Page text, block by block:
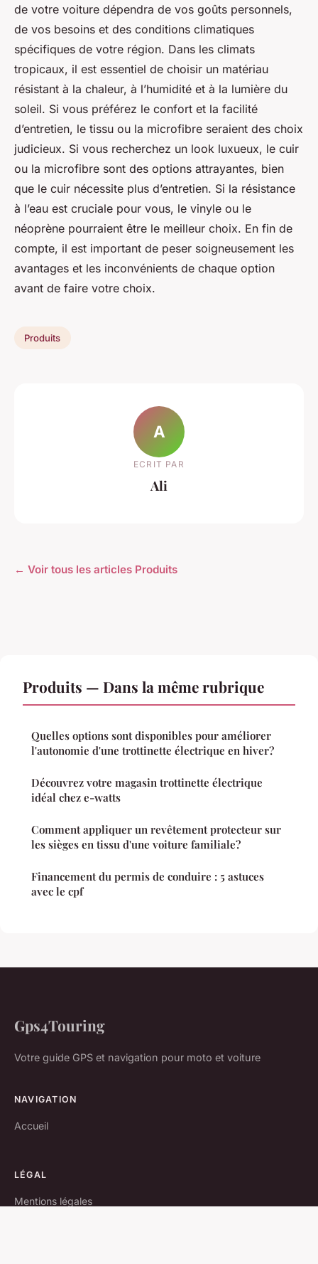
de votre voiture dépendra de vos goûts personnels,
de vos besoins et des conditions climatiques
spécifiques de votre région. Dans les climats
tropicaux, il est essentiel de choisir un matériau
résistant à la chaleur, à l’humidité et à la lumière du
soleil. Si vous préférez le confort et la facilité
d’entretien, le tissu ou la microfibre seraient des choix
judicieux. Si vous recherchez un look luxueux, le cuir
ou la microfibre sont des options attrayantes, bien
que le cuir nécessite plus d’entretien. Si la résistance
à l’eau est cruciale pour vous, le vinyle ou le
néoprène pourraient être le meilleur choix. En fin de
compte, il est important de peser soigneusement les
avantages et les inconvénients de chaque option
avant de faire votre choix.
Produits
A
ECRIT PAR
Ali
← Voir tous les articles Produits
Produits — Dans la même rubrique
Quelles options sont disponibles pour améliorer
l'autonomie d'une trottinette électrique en hiver?
Découvrez votre magasin trottinette électrique
idéal chez e-watts
Comment appliquer un revêtement protecteur sur
les sièges en tissu d'une voiture familiale?
Financement du permis de conduire : 5 astuces
avec le cpf
Gps4Touring
Votre guide GPS et navigation pour moto et voiture
NAVIGATION
Accueil
LÉGAL
Mentions légales